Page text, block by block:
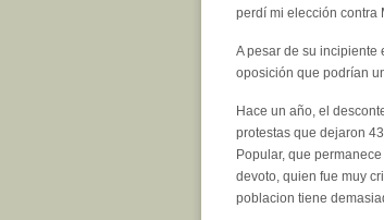
perdí mi elección contra
A pesar de su incipiente
oposición que podrían
Hace un año, el
protestas que dejaron
Popular, que
devoto, quien fue muy
poblacion tiene